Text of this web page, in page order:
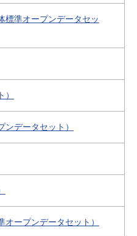
標準オープンデータセッ
データセット）
ープンデータセット）